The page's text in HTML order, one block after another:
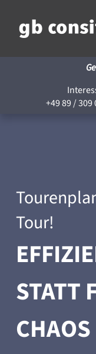
+49 89 / 309
Tour!
STATT
CHAOS